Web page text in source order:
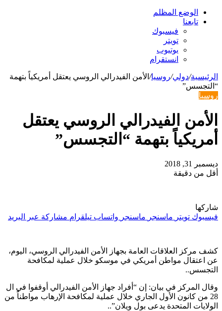
الوضع المظلم
تابعنا
فيسبوك
تويتر
يوتيوب
انستقرام
الرئيسية/دولي/روسيا/ الأمن الفيدرالي الروسي يعتقل أمريكياً بتهمة
“التجسس”
روسيا
الأمن الفيدرالي الروسي يعتقل
أمريكياً بتهمة “التجسس”
ديسمبر 31, 2018
أقل من دقيقة
شاركها
فيسبوك تويتر ماسنجر ماسنجر واتساب تيلقرام مشاركة عبر البريد
كشف مركز العلاقات العامة بجهاز الأمن الفيدرالي الروسي، اليوم،
عن اعتقال مواطن أمريكي في موسكو خلال عملية لمكافحة
التجسس..
وقال المركز في بيان: إن “أفراد جهاز الأمن الفيدرالي أوقفوا في ال
28 من كانون الأول الجاري خلال عملية لمكافحة الإرهاب مواطناً من
الولايات المتحدة يدعى بول ويلان”..